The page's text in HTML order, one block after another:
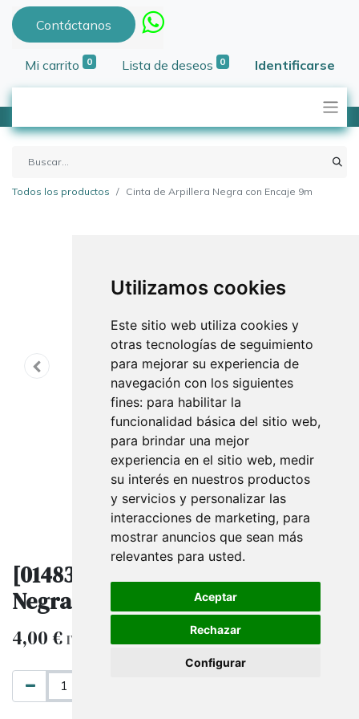
Utilizamos cookies
Este sitio web utiliza cookies y
otras tecnologías de seguimiento
para mejorar su experiencia de
navegación con los siguientes
fines: para habilitar la
funcionalidad básica del sitio web,
para brindar una mejor
experiencia en el sitio web, medir
su interés en nuestros productos
y servicios y personalizar las
interacciones de marketing, para
mostrar anuncios que sean más
relevantes para usted.
Aceptar
Rechazar
Configurar
Contáctanos
Mi carrito 0 Lista de deseos 0 Identificarse
Todos los productos Cinta de Arpillera Negra con Encaje 9m
[014839-NG] Cinta de Arpillera
Negra con Encaje 9m
4,00€ IVA excluido